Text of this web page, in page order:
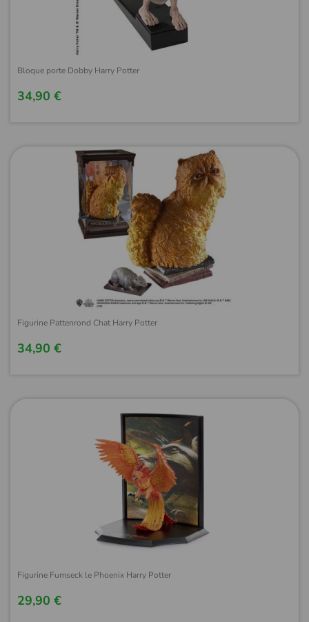
Bloque porte Dobby Harry Potter
34,90 €
Figurine Pattenrond Chat Harry Potter
34,90 €
Figurine Fumseck le Phoenix Harry Potter
29,90 €